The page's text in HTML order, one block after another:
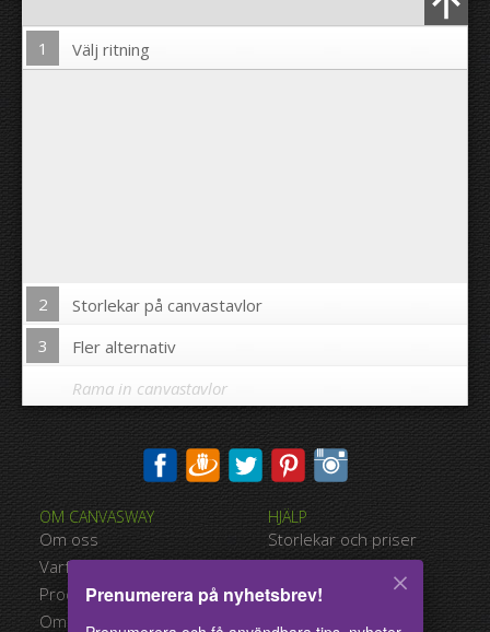
Ladda upp foto
1 Välj ritning
2
Storlekar på canvastavlor
3
Fler alternativ
Skriva ut bilden på kanterna av din canvastavla:
Nej
Rama in canvastavlor
OM CANVASWAY
Om oss
Varför Canvasway.com
Produktkvalitet
Omdömen
HJÄLP
Storlekar och priser
Betalningsalternativ
Typer av leverans
Användarvillkor
Prenumerera på nyhetsbrev!